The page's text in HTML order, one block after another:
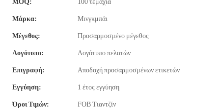
Μάρκα: Μινγκμπάι
Μέγεθος: Προσαρμοσμένο μέγεθος
Λογότυπο: Λογότυπο πελατών
Επιγραφή: Αποδοχή προσαρμοσμένων ετικετών
Εγγύηση: 1 έτος εγγύηση
Όροι Τιμών: FOB Τιαντζίν